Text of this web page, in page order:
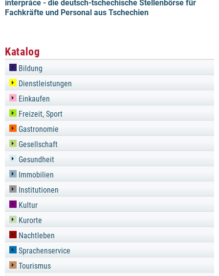
interpráce - die deutsch-tschechische Stellenbörse für
Fachkräfte und Personal aus Tschechien
Katalog
Bildung
Dienstleistungen
Einkaufen
Freizeit, Sport
Gastronomie
Gesellschaft
Gesundheit
Immobilien
Institutionen
Kultur
Kurorte
Nachtleben
Sprachenservice
Tourismus